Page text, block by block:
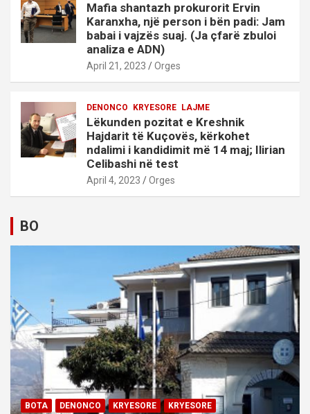
Mafia shantazh prokurorit Ervin
Karanxha, një person i bën padi: Jam
babai i vajzës suaj. (Ja çfarë zbuloi
analiza e ADN)
April 21, 2023 Orges
DENONCO KRYESORE LAJME
Lëkunden pozitat e Kreshnik
Hajdarit të Kuçovës, kërkohet
ndalimi i kandidimit më 14 maj; Ilirian
Celibashi në test
April 4, 2023 Orges
BO
BOTA DENONCO KRYESORE KRYESORE